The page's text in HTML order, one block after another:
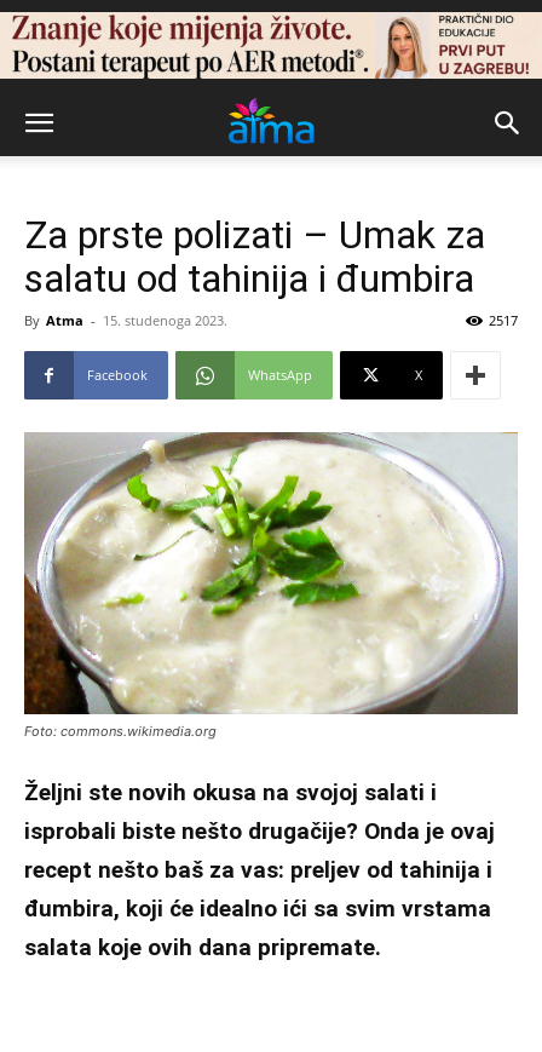
Za prste polizati – Umak za
salatu od tahinija i đumbira
By Atma - 15. studenoga 2023. 2517
Facebook WhatsApp X
Foto: commons.wikimedia.org
Željni ste novih okusa na svojoj salati i
isprobali biste nešto drugačije? Onda je ovaj
recept nešto baš za vas: preljev od tahinija i
đumbira, koji će idealno ići sa svim vrstama
salata koje ovih dana pripremate.